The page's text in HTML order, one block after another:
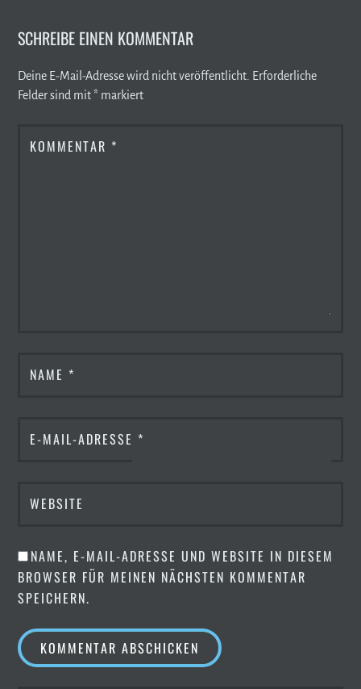
SCHREIBE EINEN KOMMENTAR
Deine E-Mail-Adresse wird nicht veröffentlicht. Erforderliche
Felder sind mit* markiert
KOMMENTAR *
NAME *
E-MAIL-ADRESSE *
WEBSITE
NAME, E-MAIL-ADRESSE UND WEBSITE IN DIESEM
BROWSER FÜR MEINEN NÄCHSTEN KOMMENTAR
SPEICHERN.